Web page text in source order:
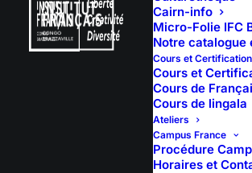
Cairn-info
Micro-Folie IFC
Notre catalogue
Cours et
Cours et
Cours de
Cours de lingala
Ateliers
Campus France
Procédure
Horaires et
CONGO : QUEL
AVENIR?